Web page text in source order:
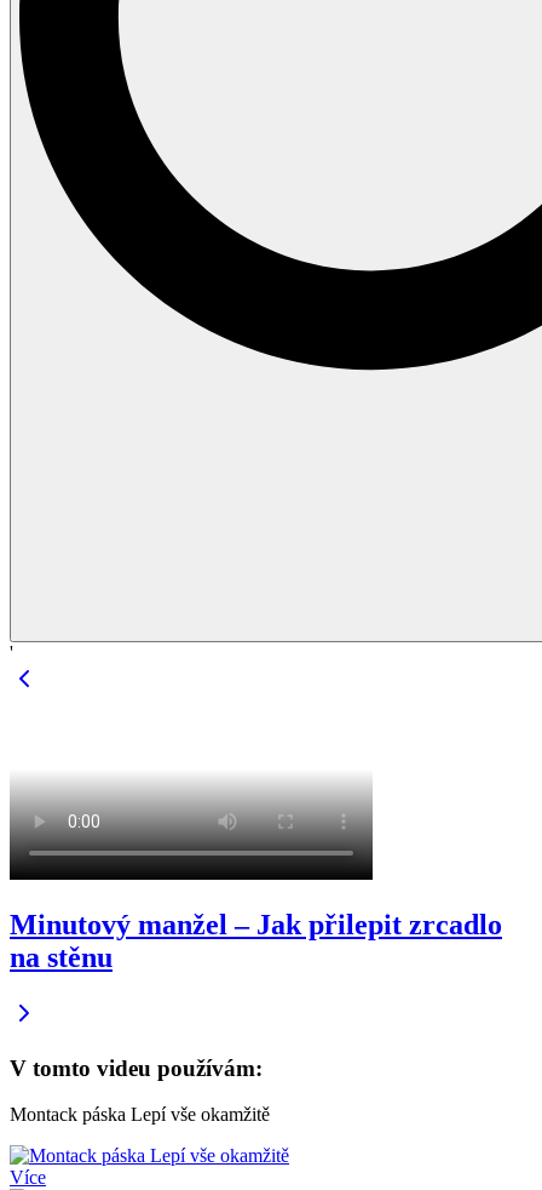
'
Minutový manžel – Jak přilepit zrcadlo
na stěnu
V tomto videu používám:
Montack páska Lepí vše okamžitě
Více